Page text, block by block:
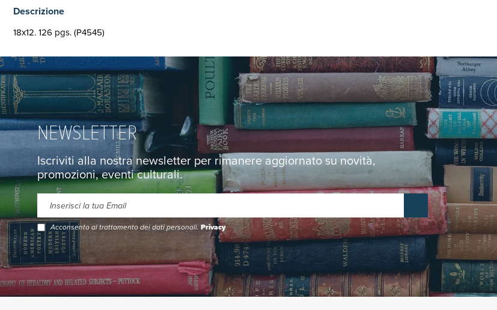
Descrizione
18x12. 126 pgs. (P4545)
NEWSLETTER
Iscriviti alla nostra newsletter per rimanere aggiornato su novità,
promozioni, eventi culturali.
Acconsento al trattamento dei dati personali.Privacy